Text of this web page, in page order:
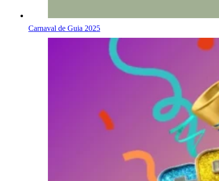
Carnaval de Guia 2025